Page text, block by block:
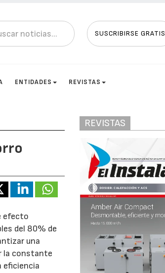
SUSCRIBIRSE GRATIS
ENTIDADES REVISTAS
efecto
del 80% de
una
la constante
eficiencia
REVISTAS